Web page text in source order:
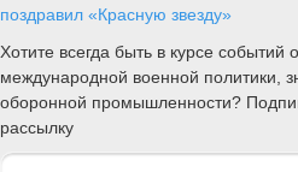
поздравил «Красную звезду»
Хотите всегда быть в курсе событий
международной военной политики,
оборонной промышленности?
рассылку